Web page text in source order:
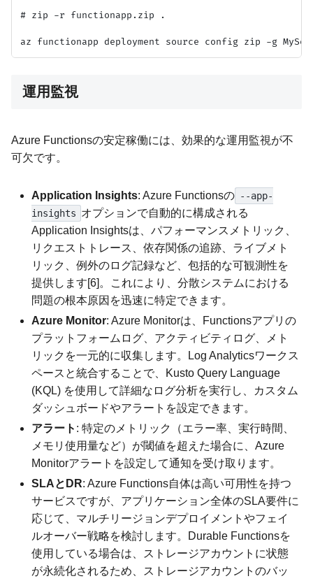
# zip -r functionapp.zip .
運用監視
Azure Functionsの安定稼働には、効果的な運用監視が不
可欠です。
Application Insights: Azure Functionsの --app-
insights オプションで自動的に構成される
Application Insightsは、パフォーマンスメトリック、
リクエストトレース、依存関係の追跡、ライブメト
リック、例外のログ記録など、包括的な可観測性を
提供します[6]。これにより、分散システムにおける
問題の根本原因を迅速に特定できます。
Azure Monitor: Azure Monitorは、Functionsアプリの
プラットフォームログ、アクティビティログ、メト
リックを一元的に収集します。Log Analyticsワークス
ペースと統合することで、Kusto Query Language
(KQL) を使用して詳細なログ分析を実行し、カスタム
ダッシュボードやアラートを設定できます。
アラート : 特定のメトリック（エラー率、実行時間、
メモリ使用量など）が閾値を超えた場合に、Azure
Monitorアラートを設定して通知を受け取ります。
SLAとDR: Azure Functions自体は高い可用性を持つ
サービスですが、アプリケーション全体のSLA要件に
応じて、マルチリージョンデプロイメントやフェイ
ルオーバー戦略を検討します。Durable Functionsを
使用している場合は、ストレージアカウントに状態
が永続化されるため、ストレージアカウントのバッ